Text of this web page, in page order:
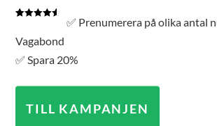
baserat på
kundrecensioner
✅ Prenumerera på olika antal
Vagabond
✅ Spara 20%
TILL KAMPANJEN